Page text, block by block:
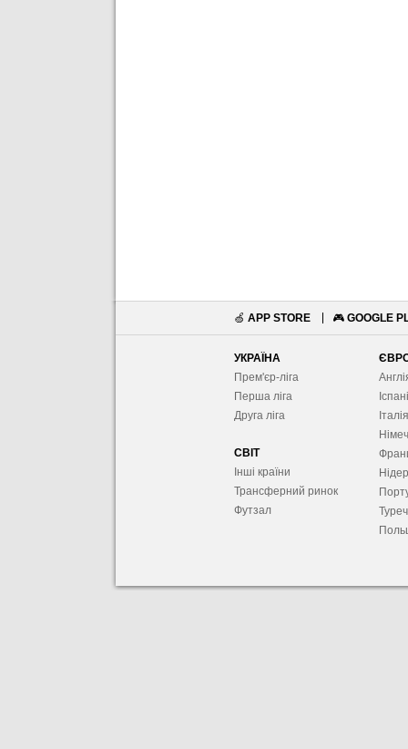
🍏 APP STORE 🎮 GOOGLE
УКРАЇНА
Прем'єр-ліга
Перша ліга
Друга ліга
СВІТ
Інші країни
Трансферний ринок
Футзал
Італія